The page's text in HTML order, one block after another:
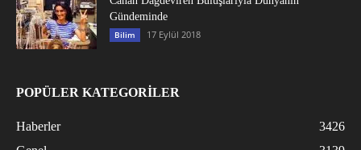
Gündeminde
Bilim 17 Eylül 2018
POPÜLER KATEGORİLER
Haberler
3426